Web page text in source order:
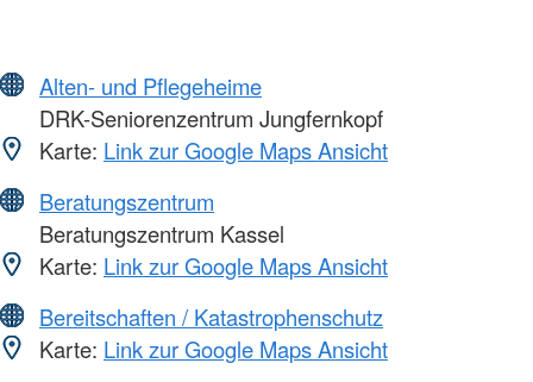
Alten- und Pflegeheime
DRK-Seniorenzentrum Jungfernkopf
Karte: Link zur Google Maps Ansicht
Beratungszentrum
Beratungszentrum Kassel
Karte: Link zur Google Maps Ansicht
Bereitschaften / Katastrophenschutz
Karte: Link zur Google Maps Ansicht